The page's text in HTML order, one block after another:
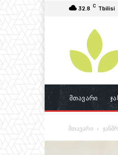
32.8 C Tbilisi
Მთავარი
მთავარი